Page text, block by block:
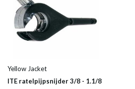
Yellow Jacket
ITE ratelpijpsnijder 3/8 - 1.1/8